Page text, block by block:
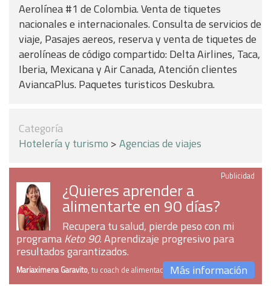
Aerolínea #1 de Colombia. Venta de tiquetes
nacionales e internacionales. Consulta de servicios de
viaje, Pasajes aereos, reserva y venta de tiquetes de
aerolíneas de código compartido: Delta Airlines, Taca,
Iberia, Mexicana y Air Canada, Atención clientes
AviancaPlus. Paquetes turisticos Deskubra.
Categoría
Hotelería y turismo >Agencias de viajes
Publicidad
¿Quieres aprender a
alimentarte en 90 días?
Recupera tu salud, pierde peso con mi
programaKeto 90. Aprendizaje progresivo para
resultados garantizados.
Mariaximena Garavito, tu coach de alimentaciónMás información